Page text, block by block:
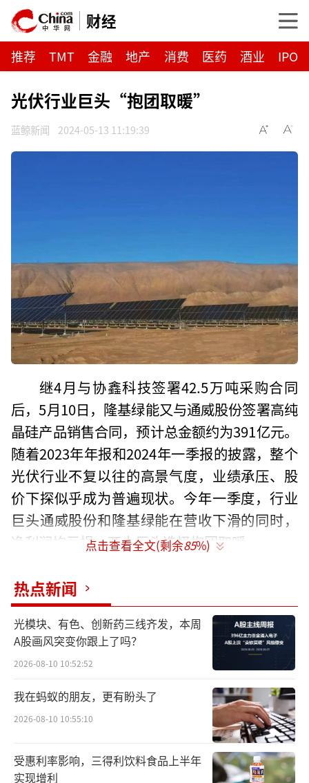
财经
推荐 TMT 金融 地产 消费 医药 酒业 IPO
光伏行业巨头“抱团取暖”
蓝鲸新闻 2024-05-13 11:19:39
继4月与协鑫科技签署42.5万吨采购合同
后，5月10日，隆基绿能又与通威股份签署高纯
晶硅产品销售合同，预计总金额约为391亿元。
随着2023年年报和2024年一季报的披露，整个
光伏行业不复以往的高景气度，业绩承压、股
价下探似乎成为普遍现状。今年一季度，行业
巨头通威股份和隆基绿能在营收下滑的同时，
净利润均亏损，两大巨头选择抱团取暖。
两大光伏巨头再牵手
5月10日晚，通威股份公告称，公司旗下6
家子公司（以下简称“卖方”）近日与隆基绿
能及其9家子公司（简称“买方”）签署高纯晶
硅产品销售合同，约定2024年-2026年期间，买
方合计采购卖方不少于86.24万吨高纯晶硅产
品，采购价格按月协商确定，合同交易总额以
如以中国有色金属工业协会硅业分会最近
点击查看全文(剩余85%)
热点新闻
光模块、有色、创新药三线齐发，本周
A股画风突变你跟上了吗？
2026-08-10 10:52:52
我在蚂蚁的朋友，更有盼头了
2026-08-10 10:55:10
受惠利率影响，三得利饮料食品上半年
实现增利